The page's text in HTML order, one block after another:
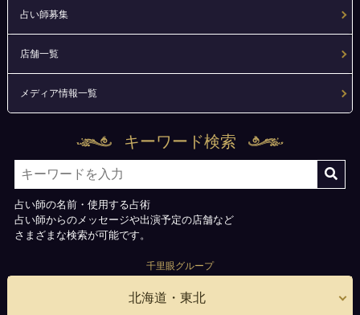
占い師募集
店舗一覧
メディア情報一覧
キーワード検索
占い師の名前・使用する占術
占い師からのメッセージや出演予定の店舗など
さまざまな検索が可能です。
千里眼グループ
北海道・東北